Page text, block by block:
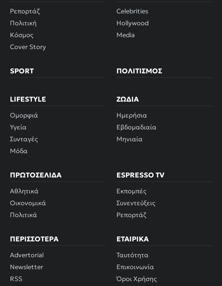
Ρεπορτάζ
Πολιτική
Κόσμος
Cover Story
Celebrities
Hollywood
Media
SPORT ΠΟΛΙΤΙΣΜΌΣ
LIFESTYLE
Ομορφιά
Υγεία
Συνταγές
Μόδα
ΖΏΔΙΑ
Ημερήσια
Εβδομαδιαία
Μηνιαία
ΠΡΩΤΟΣΈΛΙΔΑ
Αθλητικά
Οικονομικά
Πολιτικά
ESPRESSO TV
Εκπομπές
Συνεντεύξεις
Ρεπορτάζ
ΠΕΡΙΣΣΌΤΕΡΑ
Advertorial
Newsletter
RSS
ΕΤΑΙΡΙΚΆ
Ταυτότητα
Επικοινωνία
Όροι Χρήσης